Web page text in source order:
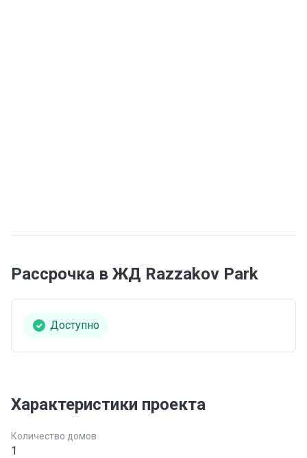
Рассрочка в ЖД Razzakov Park
Доступно
Характеристики проекта
Количество домов
1